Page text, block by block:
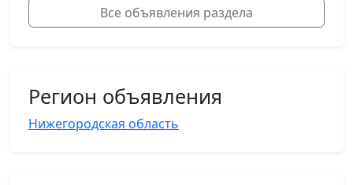
Все объявления раздела
Регион объявления
Нижегородская область